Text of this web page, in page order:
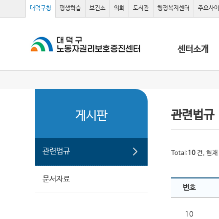
대덕구청 평생학습 보건소 의회 도서관 행정복지센터 주요사
센터소개
게시판
관련법규
문서자료
관련법규
Total:10 건, 현재
번호
10